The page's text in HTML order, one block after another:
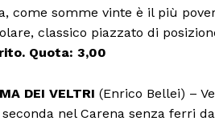
come somme vinte è il più
classico piazzato di
Quota: 3,00
DEI VELTRI (Enrico Bellei) –
seconda nel Carena senza ferri